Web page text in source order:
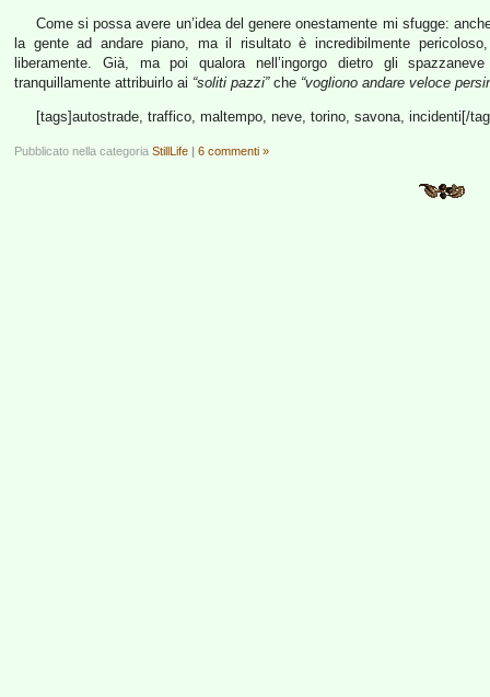
Come si possa avere un’idea del genere onestamente mi sfugge:
la gente ad andare piano, ma il risultato è incredibilmente
liberamente. Già, ma poi qualora nell’ingorgo dietro gli
tranquillamente attribuirlo ai “soliti pazzi”che “vogliono andare veloce
[tags]autostrade, traffico, maltempo, neve, torino, savona, incidenti[/
Pubblicato nella categoria StillLife | 6 commenti »